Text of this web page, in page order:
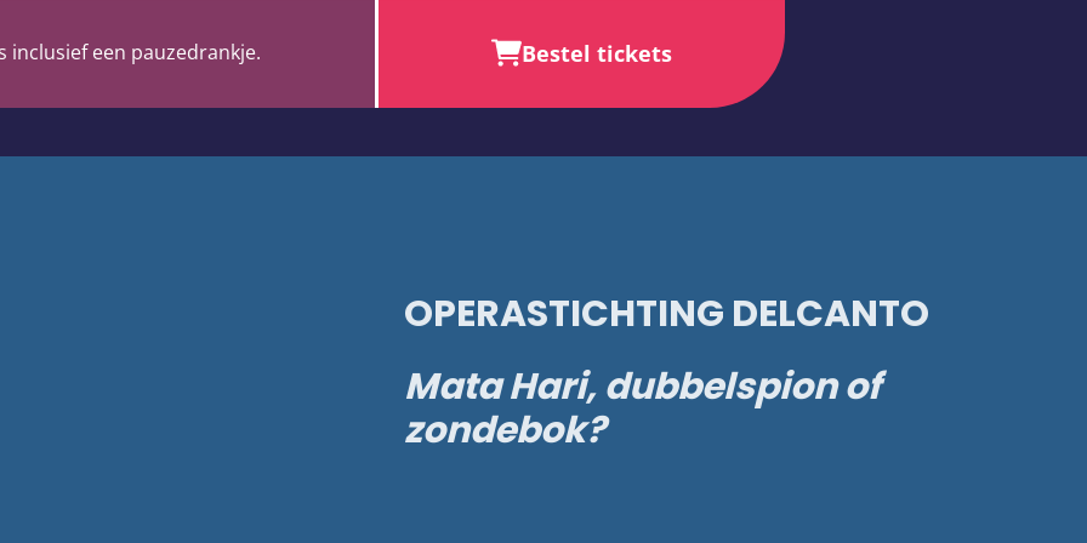
inclusief een pauzedrankje. Bestel tickets
OPERASTICHTING DELCANTO
Mata Hari, dubbelspion of
zondebok?